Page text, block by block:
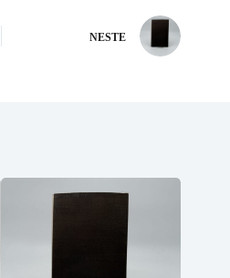
NESTE